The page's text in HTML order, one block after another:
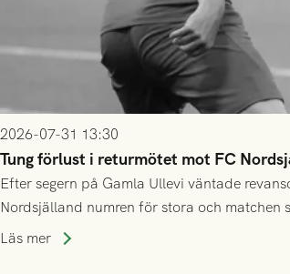
2026-07-31 13:30
Tung förlust i returmötet mot FC
Efter segern på Gamla Ullevi väntade
Nordsjälland numren för stora och matchen
Läs mer